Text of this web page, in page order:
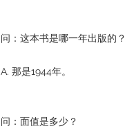
问：这本书是哪一年出版的？
A. 那是1944年。
问：面值是多少？